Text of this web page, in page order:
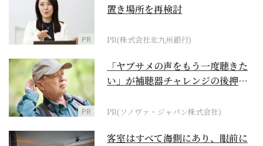
PR
置き場所を再検討
PR(株式会社北九州銀行)
PR
「ヤブサメの声をもう一度聴きた
い」が補聴器チャレンジの後押し
PR(ソノヴァ・ジャパン株式会社)
客室はすべて海側にあり、眼前に